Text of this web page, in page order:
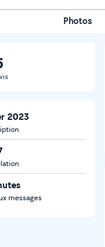
Photos
2023
messages